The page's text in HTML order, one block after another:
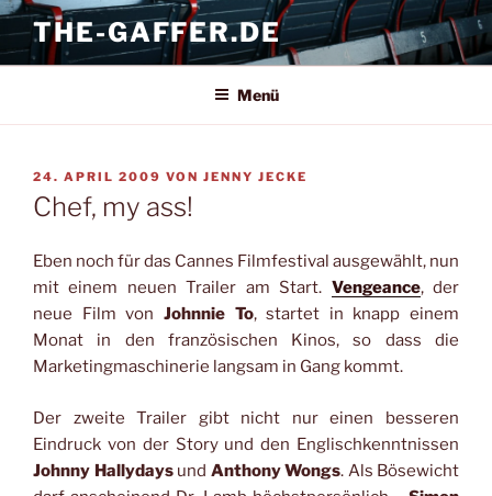
Zum
Inhalt
springen
THE-GAFFER.DE
Menü
VERÖFFENTLICHT
AM
24. APRIL 2009 VON JENNY JECKE
Chef, my ass!
Eben noch für das Cannes Filmfestival ausgewählt, nun
mit einem neuen Trailer am Start. Vengeance, der
neue Film von Johnnie To, startet in knapp einem
Monat in den französischen Kinos, so dass die
Marketingmaschinerie langsam in Gang kommt.
Der zweite Trailer gibt nicht nur einen besseren
Eindruck von der Story und den Englischkenntnissen
Johnny Hallydaysund Anthony Wongs. Als Bösewicht